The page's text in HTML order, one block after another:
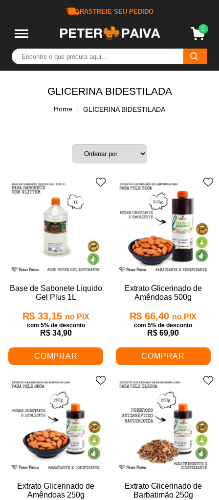
RASTREIE SEU PEDIDO
0
GLICERINA BIDESTILADA
Home GLICERINA BIDESTILADA
Base de Sabonete Líquido
Gel Plus 1L
R$ 33,15 no PIX
com 5% de desconto
R$ 34,90
COMPRAR
Extrato Glicerinado de
Amêndoas 500g
R$ 66,40 no PIX
com 5% de desconto
R$ 69,90
COMPRAR
Extrato Glicerinado de
Amêndoas 250g
Extrato Glicerinado de
Barbatimão 250g